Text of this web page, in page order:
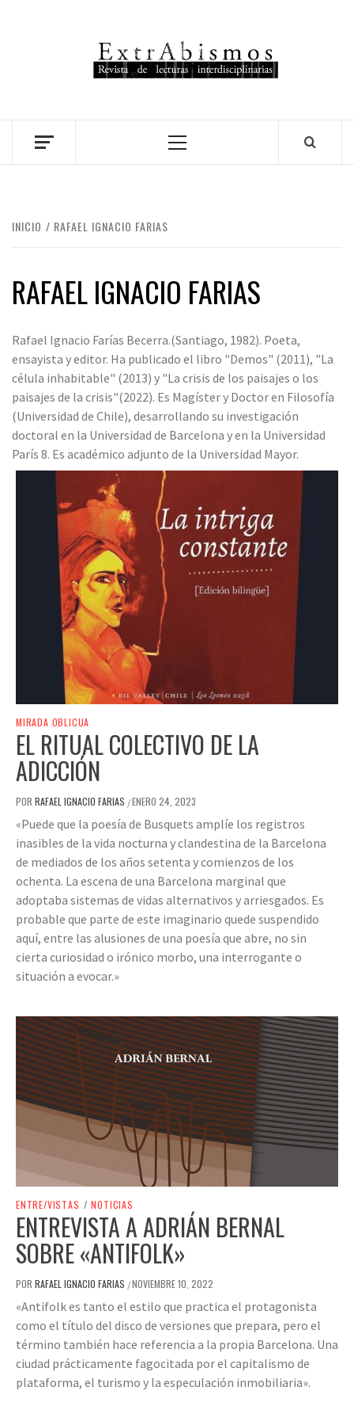
REVISTA
PLATAFORMA DE VISIBILIZACIÓN DE LAS ARTES
Menú
INICIO RAFAEL IGNACIO FARIAS
RAFAEL IGNACIO FARIAS
Rafael Ignacio Farías Becerra.(Santiago, 1982). Poeta,
ensayista y editor. Ha publicado el libro "Demos" (2011), "La
célula inhabitable" (2013) y "La crisis de los paisajes o los
paisajes de la crisis"(2022). Es Magíster y Doctor en Filosofía
(Universidad de Chile), desarrollando su investigación
doctoral en la Universidad de Barcelona y en la Universidad
París 8. Es académico adjunto de la Universidad Mayor.
MIRADA OBLICUA
EL RITUAL COLECTIVO DE LA
ADICCIÓN
POR RAFAEL IGNACIO FARIAS /ENERO 24, 2023
«Puede que la poesía de Busquets amplíe los registros
inasibles de la vida nocturna y clandestina de la Barcelona
de mediados de los años setenta y comienzos de los
ochenta. La escena de una Barcelona marginal que
adoptaba sistemas de vidas alternativos y arriesgados. Es
probable que parte de este imaginario quede suspendido
aquí, entre las alusiones de una poesía que abre, no sin
cierta curiosidad o irónico morbo, una interrogante o
situación a evocar.»
ENTRE/VISTAS / NOTICIAS
ENTREVISTA A ADRIÁN BERNAL
SOBRE «ANTIFOLK»
POR RAFAEL IGNACIO FARIAS /NOVIEMBRE 10, 2022
«Antifolk es tanto el estilo que practica el protagonista
como el título del disco de versiones que prepara, pero el
término también hace referencia a la propia Barcelona. Una
ciudad prácticamente fagocitada por el capitalismo de
plataforma, el turismo y la especulación inmobiliaria».